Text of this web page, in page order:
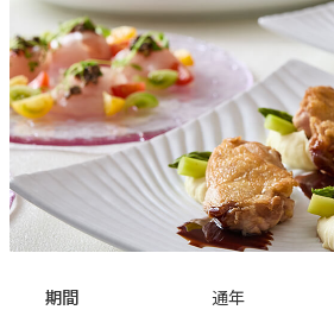
期間
通年